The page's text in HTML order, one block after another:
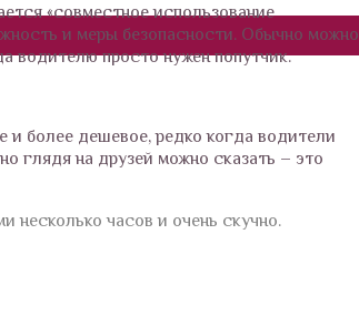
«совместное использование
и меры безопасности. Обычно можно
водителю просто нужен попутчик.
и более дешевое, редко когда водители
глядя на друзей можно сказать – это
несколько часов и очень скучно.